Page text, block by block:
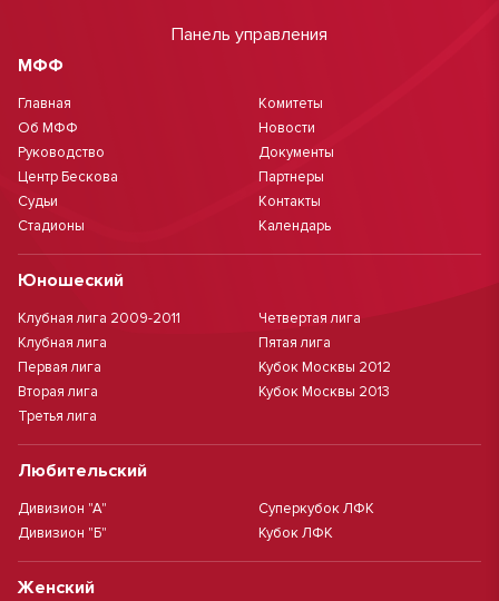
Панель управления
МФФ
Главная
Об МФФ
Руководство
Центр Бескова
Судьи
Стадионы
Комитеты
Новости
Документы
Партнеры
Контакты
Календарь
Юношеский
Клубная лига 2009-2011
Клубная лига
Первая лига
Вторая лига
Третья лига
Четвертая лига
Пятая лига
Кубок Москвы 2012
Кубок Москвы 2013
Любительский
Дивизион "А"
Дивизион "Б"
Суперкубок ЛФК
Кубок ЛФК
Женский